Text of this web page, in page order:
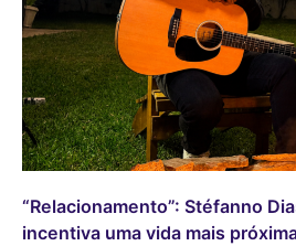
“Relacionamento”: Stéfanno
incentiva uma vida mais